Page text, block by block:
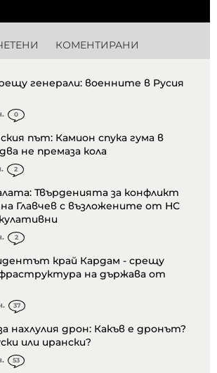
КОМЕНТИРАНИ
генерали: военните в Русия
0
път: Камион спука гума в
не премаза кола
2
Твърденията за конфликт
Главчев с възложените от НС
2
край Кардам - срещу
на държава от
37
нахлулия дрон: Какъв е дронът?
или ирански?
53